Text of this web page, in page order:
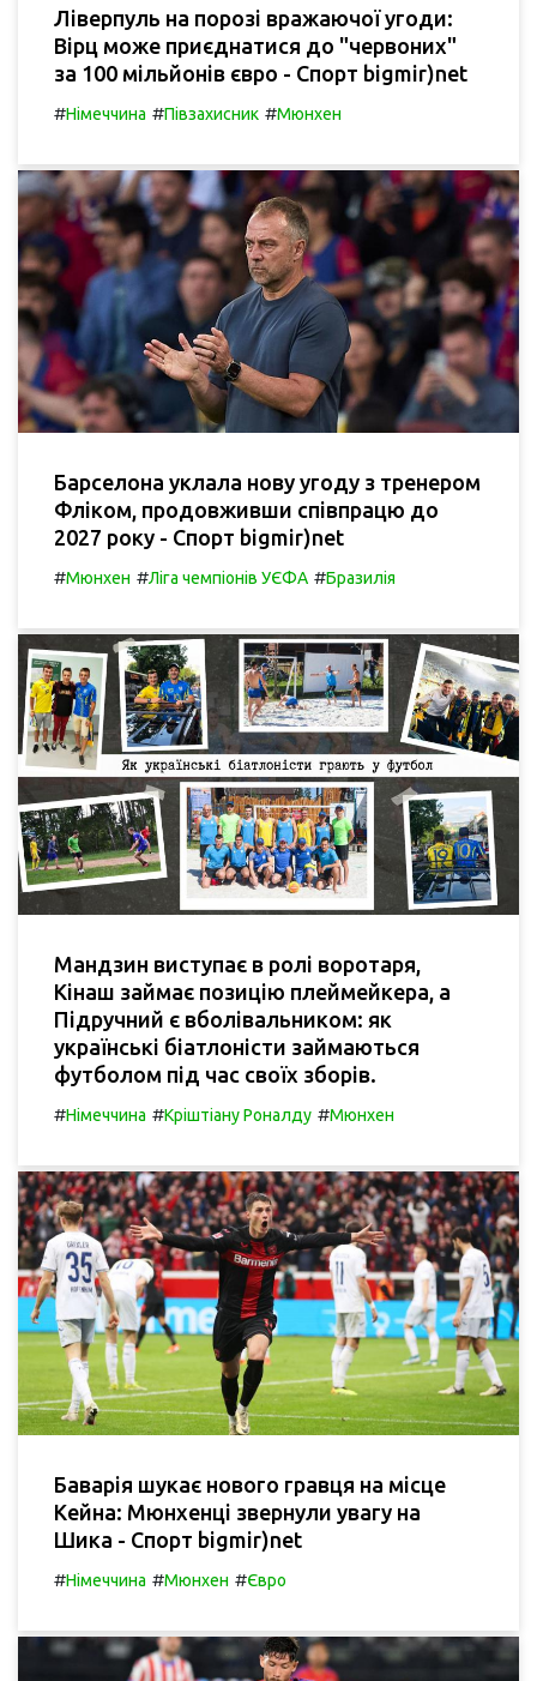
Ліверпуль на порозі вражаючої угоди:
Вірц може приєднатися до "червоних"
за 100 мільйонів євро - Спорт bigmir)net
#Німеччина #Півзахисник #Мюнхен
Барселона уклала нову угоду з тренером
Фліком, продовживши співпрацю до
2027 року - Спорт bigmir)net
#Мюнхен #Ліга чемпіонів УЄФА #Бразилія
Мандзин виступає в ролі воротаря,
Кінаш займає позицію плеймейкера, а
Підручний є вболівальником: як
українські біатлоністи займаються
футболом під час своїх зборів.
#Німеччина #Кріштіану Роналду #Мюнхен
Баварія шукає нового гравця на місце
Кейна: Мюнхенці звернули увагу на
Шика - Спорт bigmir)net
#Німеччина #Мюнхен #Євро